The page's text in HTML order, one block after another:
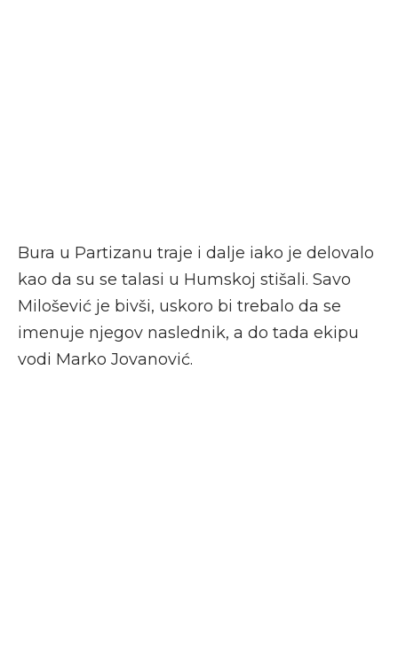
Bura u Partizanu traje i dalje iako je delovalo
kao da su se talasi u Humskoj stišali. Savo
Milošević je bivši, uskoro bi trebalo da se
imenuje njegov naslednik, a do tada ekipu
vodi Marko Jovanović.